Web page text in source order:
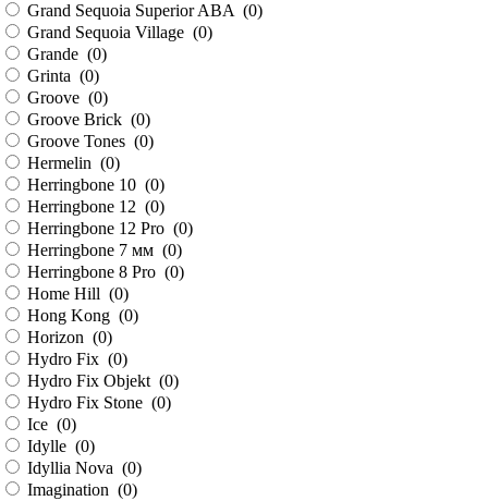
Grand Sequoia Superior ABA (0)
Grand Sequoia Village (0)
Grande (0)
Grinta (0)
Groove (0)
Groove Brick (0)
Groove Tones (0)
Hermelin (0)
Herringbone 10 (0)
Herringbone 12 (0)
Herringbone 12 Pro (0)
Herringbone 7 мм (0)
Herringbone 8 Pro (0)
Home Hill (0)
Hong Kong (0)
Horizon (0)
Hydro Fix (0)
Hydro Fix Objekt (0)
Hydro Fix Stone (0)
Ice (0)
Idylle (0)
Idyllia Nova (0)
Imagination (0)